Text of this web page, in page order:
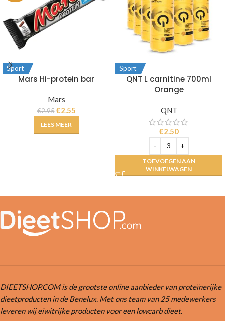
Sport
Mars Hi-protein bar
Mars
€2.95 €2.55
LEES MEER
Sport
QNT L carnitine 700ml
Orange
QNT
€2.50
TOEVOEGEN AAN
WINKELWAGEN
DIEETSHOP.COM is de grootste online aanbieder van proteïnerijke
dieetproducten in de Benelux. Met ons team van 25 medewerkers
leveren wij eiwitrijke producten voor een lowcarb dieet.